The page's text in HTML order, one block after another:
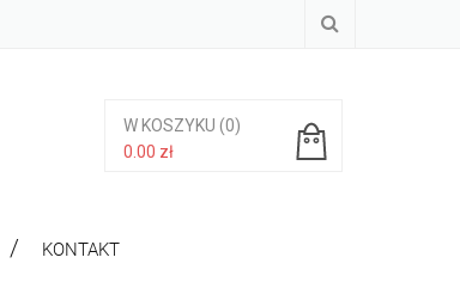
W KOSZYKU (0)
0.00 zł
KONTAKT